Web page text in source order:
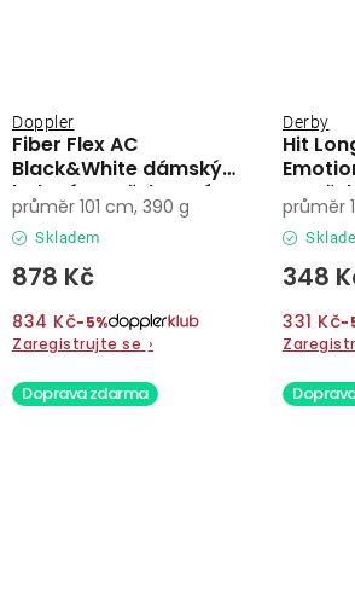
Fiber Flex AC
Black&White dámský
holový vystřelovací
deštník
Doppler
Skladem
878 Kč
834 Kč−5%
Zaregistrujte se ›
průměr 101 cm, 390 g
Hit
Derby
348
331 Kč
průměr
Doprava zdarma